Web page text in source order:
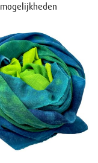
mogelijkheden